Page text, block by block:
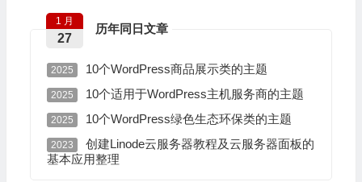
历年同日文章
1 月
27
2025 10个WordPress商品展示类的主题
2025 10个适用于WordPress主机服务商的主题
2025 10个WordPress绿色生态环保类的主题
2023
创建Linode云服务器教程及云服务器面板的
基本应用整理